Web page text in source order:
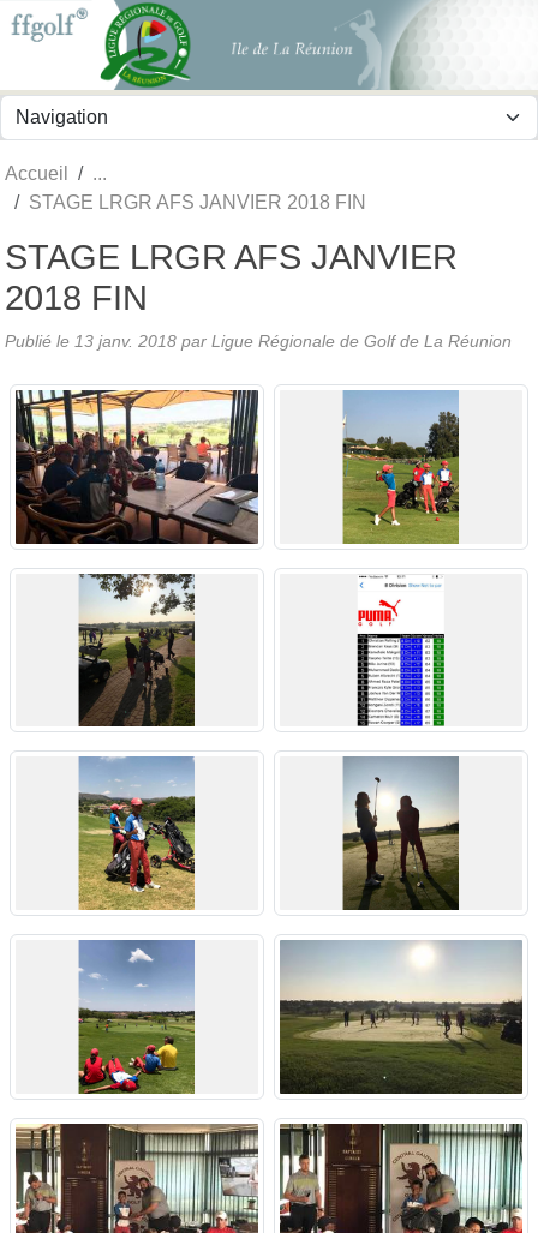
Accueil
STAGE LRGR AFS JANVIER 2018 FIN
STAGE LRGR AFS JANVIER
2018 FIN
Publié le 13 janv. 2018 par Ligue Régionale de Golf de La Réunion
Panneau de gestion des cookies